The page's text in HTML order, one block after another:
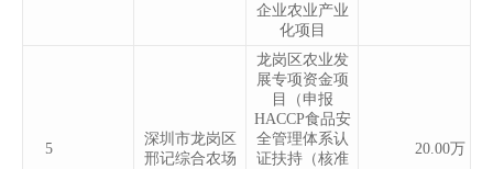
企业农业产业
化项目
5
深圳市龙岗区
邢记综合农场
龙岗区农业发
展专项资金项
目（申报
HACCP食品安
全管理体系认
证扶持（核准
20.00万